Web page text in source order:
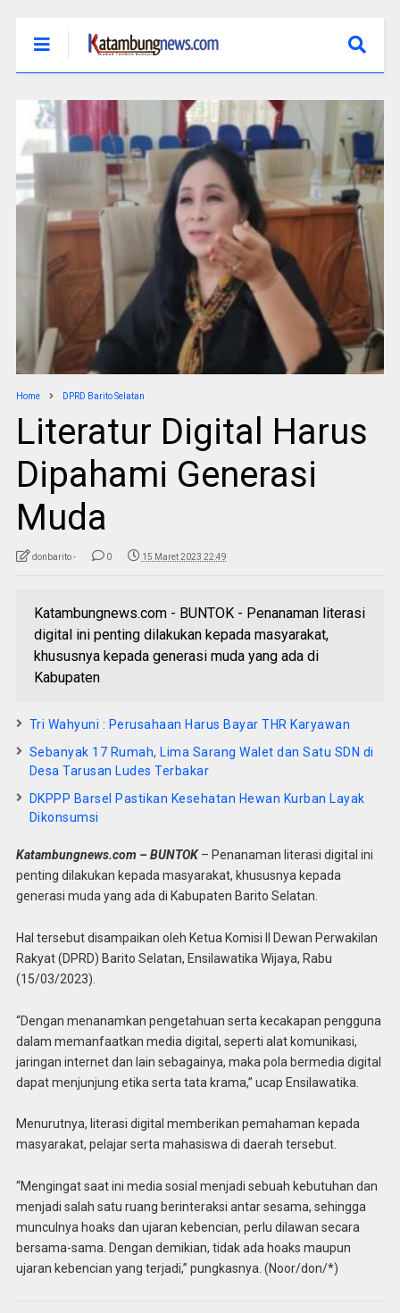
Home DPRD Barito Selatan
Literatur Digital Harus
Dipahami Generasi
Muda
donbarito - 0 15 Maret 2023 22:49
Katambungnews.com - BUNTOK - Penanaman literasi
digital ini penting dilakukan kepada masyarakat,
khususnya kepada generasi muda yang ada di
Kabupaten
Tri Wahyuni : Perusahaan Harus Bayar THR Karyawan
Sebanyak 17 Rumah, Lima Sarang Walet dan Satu SDN di
Desa Tarusan Ludes Terbakar
DKPPP Barsel Pastikan Kesehatan Hewan Kurban Layak
Dikonsumsi
Katambungnews.com – BUNTOK– Penanaman literasi digital ini
penting dilakukan kepada masyarakat, khususnya kepada
generasi muda yang ada di Kabupaten Barito Selatan.
Hal tersebut disampaikan oleh Ketua Komisi II Dewan Perwakilan
Rakyat (DPRD) Barito Selatan, Ensilawatika Wijaya, Rabu
(15/03/2023).
“Dengan menanamkan pengetahuan serta kecakapan pengguna
dalam memanfaatkan media digital, seperti alat komunikasi,
jaringan internet dan lain sebagainya, maka pola bermedia digital
dapat menjunjung etika serta tata krama,” ucap Ensilawatika.
Menurutnya, literasi digital memberikan pemahaman kepada
masyarakat, pelajar serta mahasiswa di daerah tersebut.
“Mengingat saat ini media sosial menjadi sebuah kebutuhan dan
menjadi salah satu ruang berinteraksi antar sesama, sehingga
munculnya hoaks dan ujaran kebencian, perlu dilawan secara
bersama-sama. Dengan demikian, tidak ada hoaks maupun
ujaran kebencian yang terjadi,” pungkasnya. (Noor/don/*)